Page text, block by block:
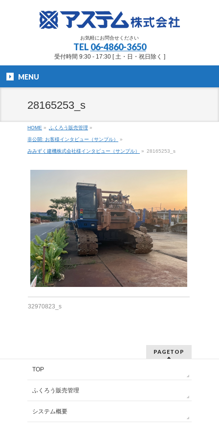
お気軽にお問合せください
TEL 06-4860-3650
受付時間 9:30 - 17:30 [ 土・日・祝日除く ]
MENU
28165253_s
HOME » ふくろう販売管理 »
非公開: お客様インタビュー（サンプル） »
みみずく建機株式会社様インタビュー（サンプル） » 28165253_s
32970823_s
PAGETOP
TOP
ふくろう販売管理
システム概要